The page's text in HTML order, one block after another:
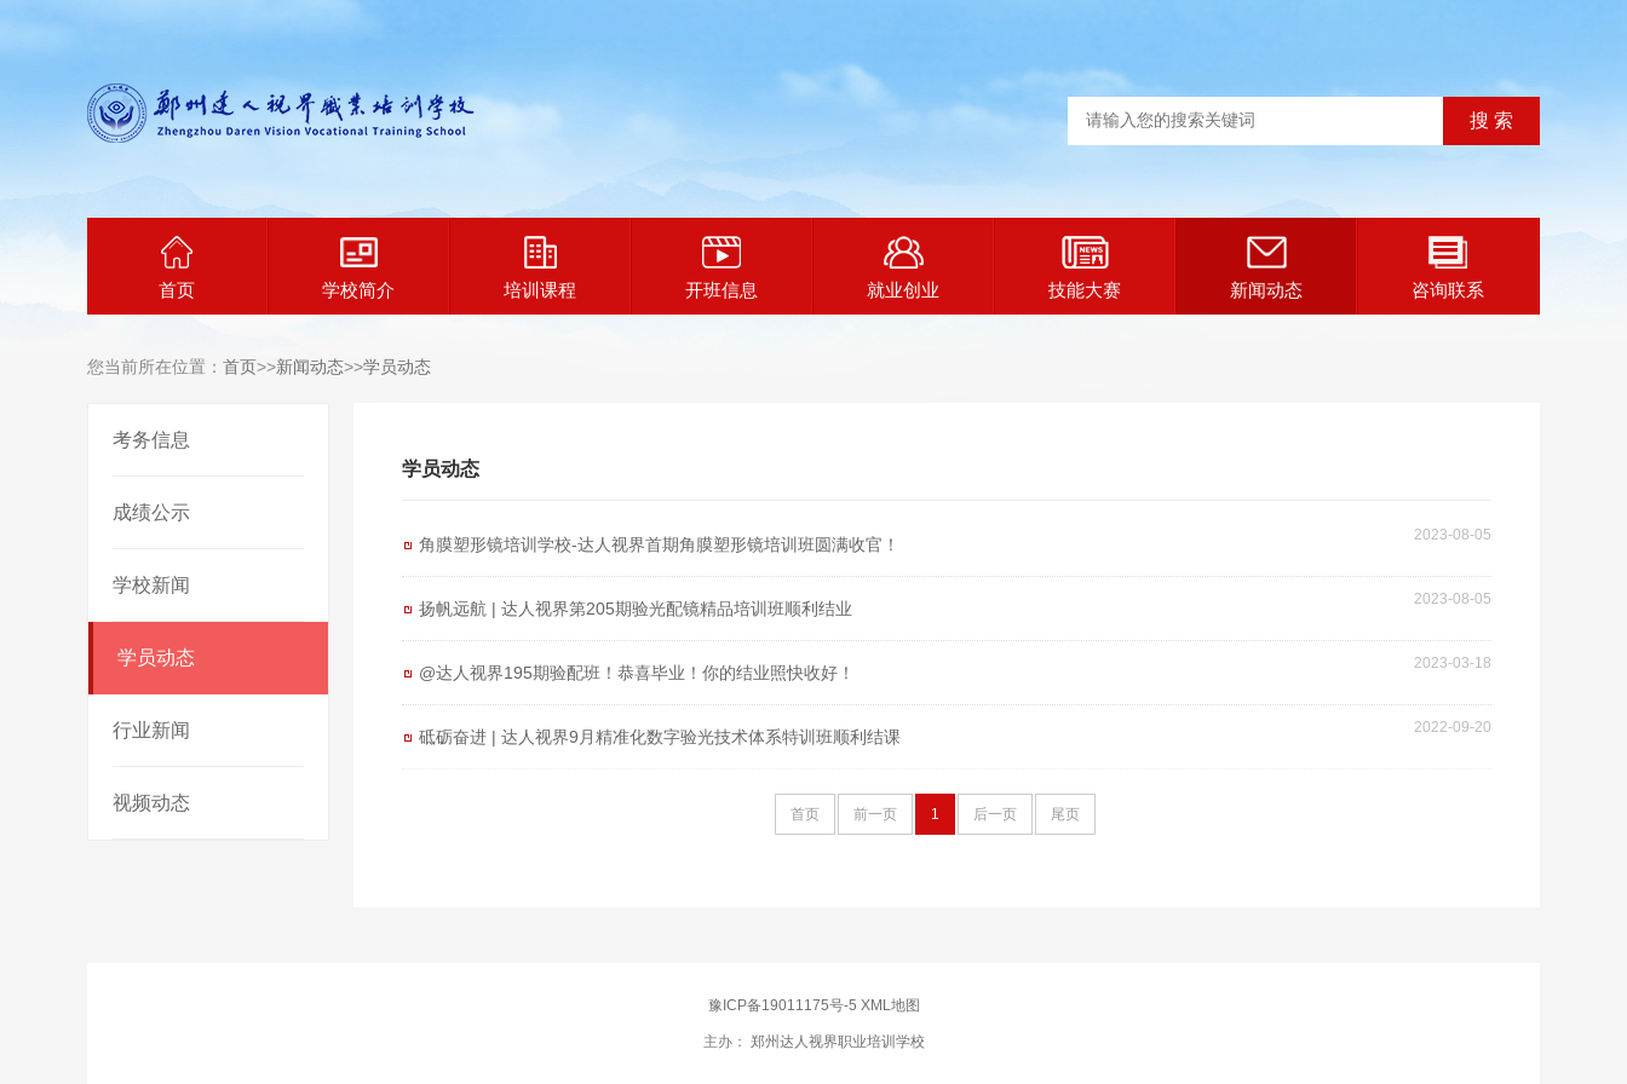
首页 学校简介 培训课程 开班信息 就业创业 技能大赛 新闻动态 咨询联系
您当前所在位置： 首页>>新闻动态>>学员动态
考务信息
成绩公示
学校新闻
学员动态
行业新闻
视频动态
学员动态
角膜塑形镜培训学校-达人视界首期角膜塑形镜培训班圆满收官！ 2023-08-05
扬帆远航 | 达人视界第205期验光配镜精品培训班顺利结业 2023-08-05
@达人视界195期验配班！恭喜毕业！你的结业照快收好！ 2023-03-18
砥砺奋进 | 达人视界9月精准化数字验光技术体系特训班顺利结课 2022-09-20
首页 前一页 1 后一页 尾页
豫ICP备19011175号-5 XML地图
主办： 郑州达人视界职业培训学校